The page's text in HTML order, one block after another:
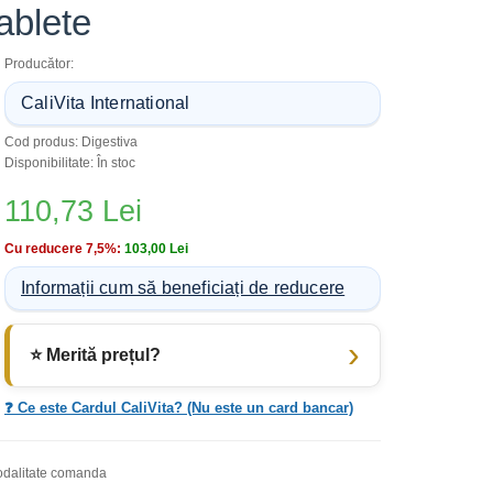
Producător:
CaliVita International
Cod produs: Digestiva
Disponibilitate: În stoc
110,73 Lei
Cu reducere 7,5%: 103,00 Lei
Informații cum să beneficiați de reducere
⭐ Merită prețul?
❓ Ce este Cardul CaliVita? (Nu este un card bancar)
comanda